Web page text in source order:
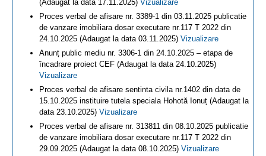
(Adaugat la data 17.11.2025) Vizualizare
Proces verbal de afisare nr. 3389-1 din 03.11.2025 publicatie
de vanzare imobiliara dosar executare nr.117 T 2022 din
24.10.2025 (Adaugat la data 03.11.2025) Vizualizare
Anunț public mediu nr. 3306-1 din 24.10.2025 – etapa de
încadrare proiect CEF (Adaugat la data 24.10.2025)
Vizualizare
Proces verbal de afisare sentinta civila nr.1402 din data de
15.10.2025 instituire tutela speciala Hohotă Ionuț (Adaugat la
data 23.10.2025) Vizualizare
Proces verbal de afisare nr. 313811 din 08.10.2025 publicatie
de vanzare imobiliara dosar executare nr.117 T 2022 din
29.09.2025 (Adaugat la data 08.10.2025) Vizualizare